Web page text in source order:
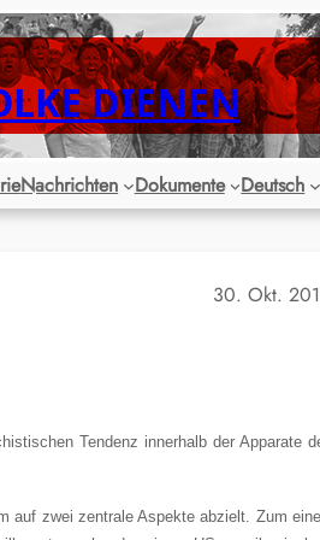
DIENEN
Nachrichten Dokumente Deutsch
30. Okt.
Tendenz innerhalb der Apparate
auf zwei zentrale Aspekte abzielt. Zum